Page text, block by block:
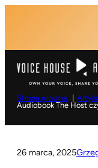
Strona główna
Audiobook The Host
26 marca, 2025